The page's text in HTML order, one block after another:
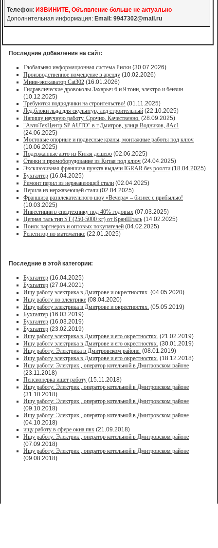
Телефон: ИЗВИНИТЕ, Объявление больше не актуально
Дополнительная информация: Email: 9947302@mail.ru
Последние добавления на сайт:
Глобальная информационная система Риски (30.07.2026)
Производственное помещение в аренду (10.02.2026)
Мини-экскаватор Cat302 (16.01.2026)
Гидравлические дровоколы Захарыч 6 и 9 тонн, электро и бензин
(10.12.2025)
Требуются подрядчики на строительство! (01.11.2025)
Лед,блоки льда для скульптур, лед строительный (22.10.2025)
Напишу научную работу. Срочно. Качественно. (28.09.2025)
"АвтоТехЦентр SP AUTO" в г.Дмитров, улица Водников, 8Ас1
(24.06.2025)
Мостовые опорные и подвесные краны, монтажные работы под ключ
(10.06.2025)
Подержанные авто из Китая дешево (02.06.2025)
Станки и промоборудование из Китая под ключ (24.04.2025)
Эксклюзивная франшиза пункта выдачи IGRAR без роялти (18.04.2025)
Бухгалтер (16.04.2025)
Ремонт перил из нержавеющей стали (02.04.2025)
Перила из нержавеющей стали (02.04.2025)
Франшиза развлекательного шоу «Вечера» – бизнес с прибылью!
(10.03.2025)
Инвестиции в спецтехнику под 40% годовых (07.03.2025)
Цепная таль тип ST (250-5000 кг) от КранШталь (14.02.2025)
Поиск партнеров и оптовых покупателей (04.02.2025)
Репетитор по математике (22.01.2025)
Последние в этой категории:
Бухгалтер (16.04.2025)
Бухгалтер (27.04.2021)
Ищу работу электрика в Дмитрове и окрестностях. (04.05.2020)
Ищу работу по электрике (08.04.2020)
Ищу работу электрика в Дмитрове и окрестностях. (05.05.2019)
Бухгалтер (16.03.2019)
Бухгалтер (16.03.2019)
Бухгалтер (23.02.2019)
Ищу работу электрика в Дмитрове и его окрестностях. (21.02.2019)
Ищу работу электрика в Дмитрове и его окрестностях. (30.01.2019)
Ищу работу: Электрика в Дмитровском районе. (08.01.2019)
Ищу работу электрика в Дмитрове и его окрестностях. (18.12.2018)
Ищу работу: Электрик , оператор котельной в Дмитровском районе
(23.11.2018)
Пенсионерка ищет работу (15.11.2018)
Ищу работу: Электрик , оператор котельной в Дмитровском районе
(31.10.2018)
Ищу работу: Электрик , оператор котельной в Дмитровском районе
(09.10.2018)
Ищу работу: Электрик , оператор котельной в Дмитровском районе
(04.10.2018)
ищу работу в сфере окна пвх (21.09.2018)
Ищу работу: Электрик , оператор котельной в Дмитровском районе
(07.09.2018)
Ищу работу: Электрик , оператор котельной в Дмитровском районе
(09.08.2018)